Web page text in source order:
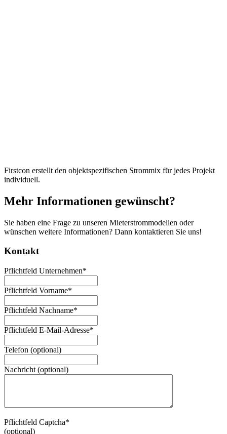
Firstcon erstellt den objektspezifischen Strommix für jedes Projekt
individuell.
Mehr Informationen gewünscht?
Sie haben eine Frage zu unseren Mieterstrommodellen oder
wünschen weitere Informationen? Dann kontaktieren Sie uns!
Kontakt
Pflichtfeld Unternehmen*
Pflichtfeld Vorname*
Pflichtfeld Nachname*
Pflichtfeld E-Mail-Adresse*
Telefon (optional)
Nachricht (optional)
Pflichtfeld Captcha*
(optional)